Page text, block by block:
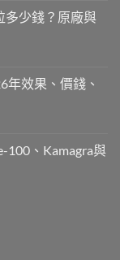
多少錢？原廠與
年效果、價錢、
100、Kamagra與